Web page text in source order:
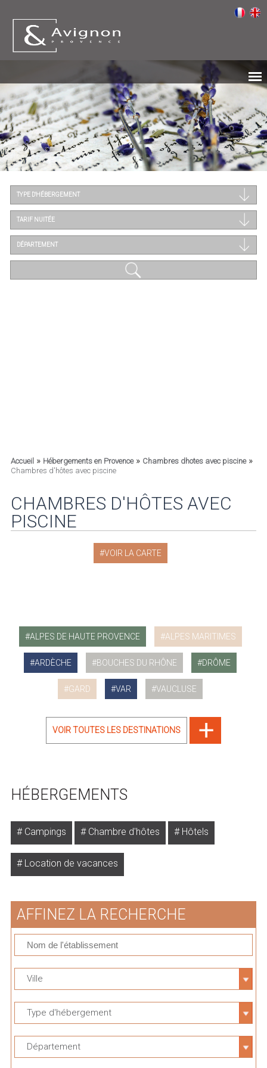
TYPE D'HÉBERGEMENT
TARIF NUITÉE
DÉPARTEMENT
Accueil» Hébergements en Provence» Chambres dhotes avec piscine»
Chambres d'hôtes avec piscine
CHAMBRES D'HÔTES AVEC
PISCINE
VOIR LA CARTE
ALPES DE HAUTE PROVENCE ALPES MARITIMES
ARDÈCHE BOUCHES DU RHÔNE DRÔME
GARD VAR VAUCLUSE
VOIR TOUTES LES DESTINATIONS
HÉBERGEMENTS
Campings Chambre d'hôtes Hôtels
Location de vacances
AFFINEZ LA RECHERCHE
Ville
Type d'hébergement
Département